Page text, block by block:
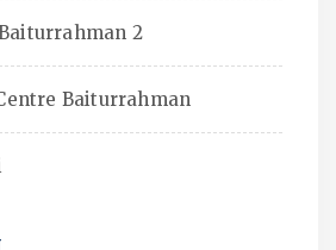
2
Baiturrahman